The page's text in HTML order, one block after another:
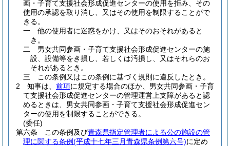
画・子育て支援社会形成促進センターの使用を拒み、その
使用の承認を取り消し、又はその使用を制限することがで
きる。
一
他の使用者に迷惑をかけ、又はそのおそれがあると
き。
二
男女共同参画・子育て支援社会形成促進センターの施
設、設備等をき損し、若しくは汚損し、又はそれらのお
それがあるとき。
三
この条例又はこの条例に基づく規則に違反したとき。
2
知事は、 前項に規定する場合のほか、男女共同参画・子育
て支援社会形成促進センターの管理運営上支障があると認
めるときは、男女共同参画・子育て支援社会形成促進セン
ターの使用を制限することができる。
(委任)
第六条
この条例及び青森県指定管理者による公の施設の管
理に関する条例(平成十七年三月青森県条例第六号)に定め